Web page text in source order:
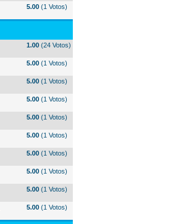
5.00 (1 Votos)
1.00 (24 Votos)
5.00 (1 Votos)
5.00 (1 Votos)
5.00 (1 Votos)
5.00 (1 Votos)
5.00 (1 Votos)
5.00 (1 Votos)
5.00 (1 Votos)
5.00 (1 Votos)
5.00 (1 Votos)